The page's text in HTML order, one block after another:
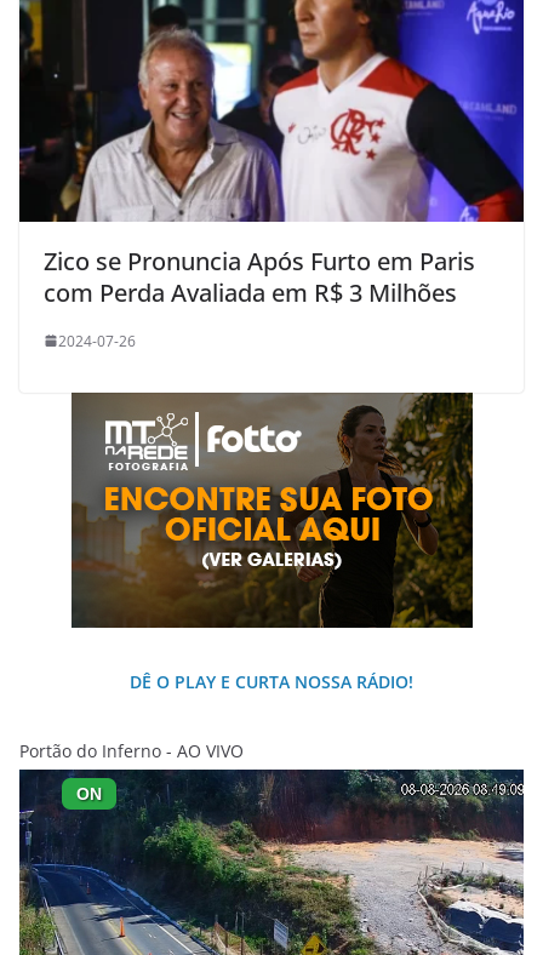
Zico se Pronuncia Após Furto em Paris
com Perda Avaliada em R$ 3 Milhões
2024-07-26
DÊ O PLAY E CURTA NOSSA RÁDIO!
Portão do Inferno - AO VIVO